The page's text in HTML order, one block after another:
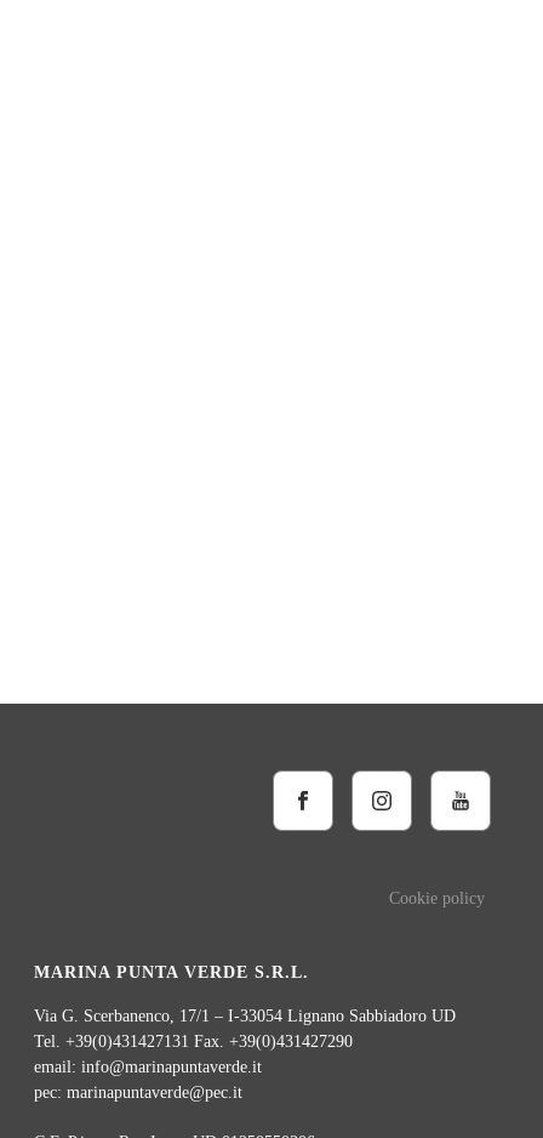
Cookie policy
MARINA PUNTA VERDE S.R.L.
Via G. Scerbanenco, 17/1 – I-33054 Lignano Sabbiadoro UD
Tel. +39(0)431427131 Fax. +39(0)431427290
email: info@marinapuntaverde.it
pec: marinapuntaverde@pec.it